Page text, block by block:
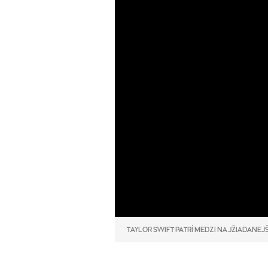
TAYLOR SWIFT PATRÍ MEDZI